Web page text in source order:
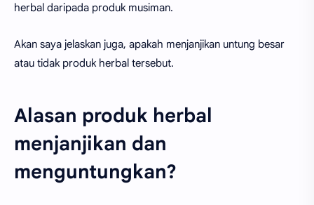
herbal daripada produk musiman.
Akan saya jelaskan juga, apakah menjanjikan untung besar
atau tidak produk herbal tersebut.
Alasan produk herbal
menjanjikan dan
menguntungkan?